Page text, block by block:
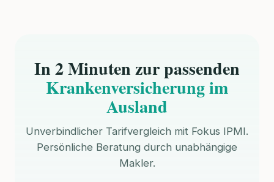
In 2 Minuten zur passenden
Krankenversicherung im
Ausland
Unverbindlicher Tarifvergleich mit Fokus IPMI.
Persönliche Beratung durch unabhängige
Makler.